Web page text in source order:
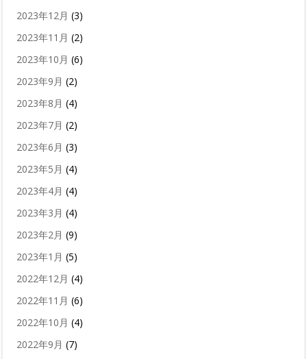
2023年12月 (3)
2023年11月 (2)
2023年10月 (6)
2023年9月 (2)
2023年8月 (4)
2023年7月 (2)
2023年6月 (3)
2023年5月 (4)
2023年4月 (4)
2023年3月 (4)
2023年2月 (9)
2023年1月 (5)
2022年12月 (4)
2022年11月 (6)
2022年10月 (4)
2022年9月 (7)